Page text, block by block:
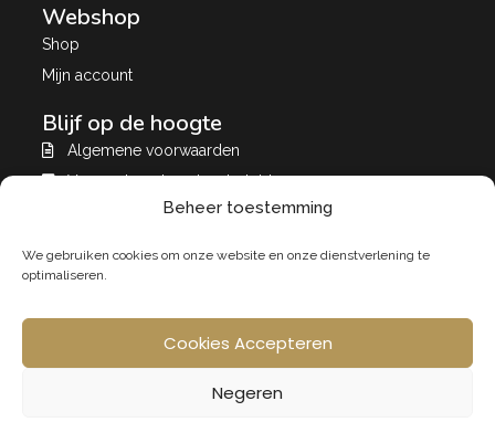
Beheer toestemming
We gebruiken cookies om onze website en onze dienstverlening te
optimaliseren.
Cookies Accepteren
Negeren
Webshop
Shop
Mijn account
Blijf op de hoogte
Algemene voorwaarden
Verzend- en leveringsbeleid
A&A Store